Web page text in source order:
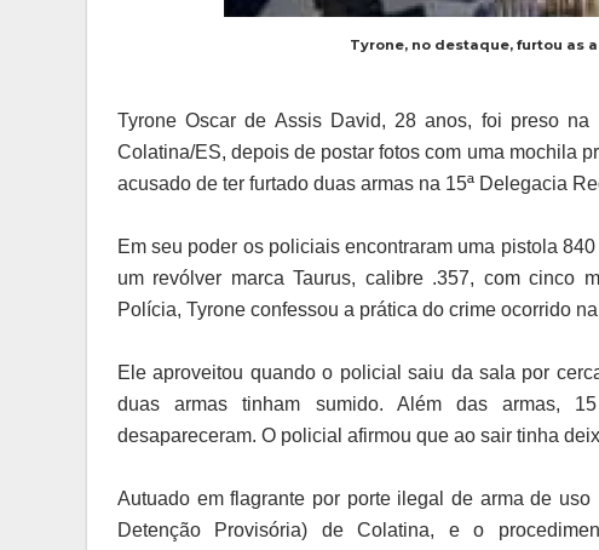
Tyrone, no destaque, furtou as
Tyrone Oscar de Assis David, 28 anos, foi preso
Colatina/ES, depois de postar fotos com uma mochila
acusado de ter furtado duas armas na 15ª Delegacia
Em seu poder os policiais encontraram uma pistola
um revólver marca Taurus, calibre .357, com cinco
Polícia, Tyrone confessou a prática do crime ocorrido
Ele aproveitou quando o policial saiu da sala por
duas armas tinham sumido. Além das armas,
desapareceram. O policial afirmou que ao sair tinha
Autuado em flagrante por porte ilegal de arma de
Detenção Provisória) de Colatina, e o